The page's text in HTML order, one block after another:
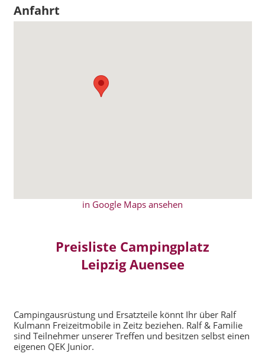
Anfahrt
in Google Maps ansehen
Preisliste Campingplatz
Leipzig Auensee
Campingausrüstung und Ersatzteile könnt Ihr über Ralf
Kulmann Freizeitmobile in Zeitz beziehen. Ralf & Familie
sind Teilnehmer unserer Treffen und besitzen selbst einen
eigenen QEK Junior.